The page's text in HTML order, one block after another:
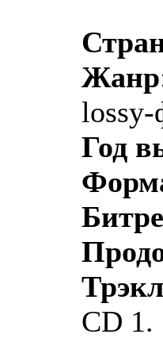
Жанр
Год
CD 1.